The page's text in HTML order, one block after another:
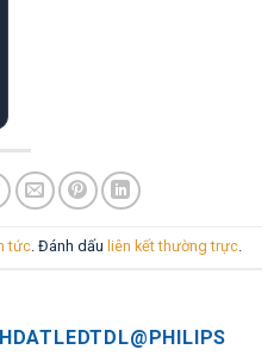
tức. Đánh dấu liên kết thường trực.